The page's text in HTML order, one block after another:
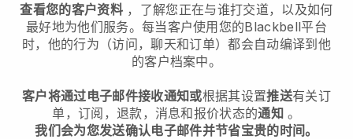
查看您的客户资料 ，了解您正在与谁打交道，以及如何
最好地为他们服务。每当客户使用您的Blackbell平台
时，他的行为（访问，聊天和订单）都会自动编译到他
的客户档案中。
客户将通过电子邮件接收通知或根据其设置推送有关订
单，订阅，退款，消息和报价状态的通知 。
我们会为您发送确认电子邮件并节省宝贵的时间。